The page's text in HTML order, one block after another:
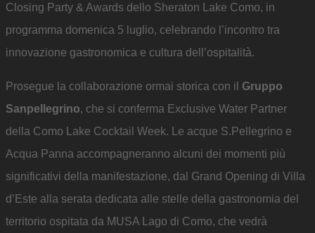
Closing Party & Awards dello Sheraton Lake Como, in
programma domenica 5 luglio, celebrando l’incontro tra
innovazione gastronomica e cultura dell’ospitalità.
Prosegue la collaborazione ormai storica con il Gruppo
Sanpellegrino, che si conferma Exclusive Water Partner
della Como Lake Cocktail Week. Le acque S.Pellegrino e
Acqua Panna accompagneranno alcuni dei momenti più
significativi della manifestazione, dal Grand Opening di Villa
d’Este alla serata dedicata alle stelle della gastronomia del
territorio ospitata da MUSA Lago di Como, che vedrà